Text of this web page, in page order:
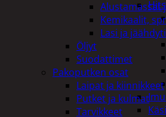
Alustamassat
Kemikaalit,
Lasi ja
Öljyt
Suodattimet
Pakoputken osat
Laipat ja kiinnikkeet
Putket ja kulmat
Tarvikkeet